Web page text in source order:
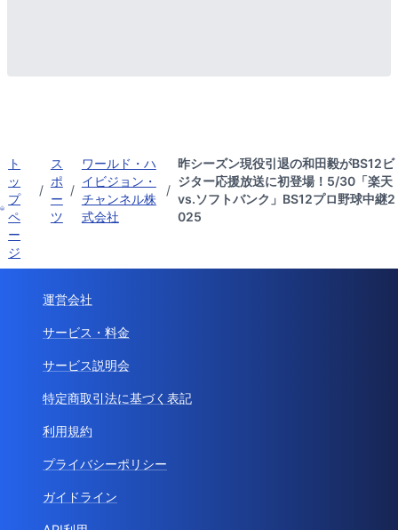
ト
ッ
プ
ペ
ー
ジ
/
ス
ポ
ー
ツ
/
ワールド・ハ
イビジョン・
チャンネル株
式会社
/
昨シーズン現役引退の和田毅がBS12ビ
ジター応援放送に初登場！5/30「楽天
vs.ソフトバンク」BS12プロ野球中継2
025
運営会社
サービス・料金
サービス説明会
特定商取引法に基づく表記
利用規約
プライバシーポリシー
ガイドライン